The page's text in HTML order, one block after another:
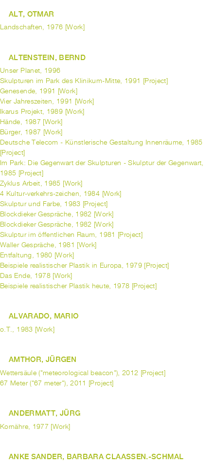
ALT, OTMAR
Landschaften, 1976 [Work]
ALTENSTEIN, BERND
Unser Planet, 1996
Skulpturen im Park des Klinikum-Mitte, 1991 [Project]
Genesende, 1991 [Work]
Vier Jahreszeiten, 1991 [Work]
Ikarus Projekt, 1989 [Work]
Hände, 1987 [Work]
Bürger, 1987 [Work]
Deutsche Telecom - Künstlerische Gestaltung Innenräume, 1985
[Project]
Im Park: Die Gegenwart der Skulpturen - Skulptur der Gegenwart,
1985 [Project]
Zyklus Arbeit, 1985 [Work]
4 Kultur-verkehrs-zeichen, 1984 [Work]
Skulptur und Farbe, 1983 [Project]
Blockdieker Gespräche, 1982 [Work]
Blockdieker Gespräche, 1982 [Work]
Skulptur im öffentlichen Raum, 1981 [Project]
Waller Gespräche, 1981 [Work]
Entfaltung, 1980 [Work]
Beispiele realistischer Plastik in Europa, 1979 [Project]
Das Ende, 1978 [Work]
Beispiele realistischer Plastik heute, 1978 [Project]
ALVARADO, MARIO
o.T., 1983 [Work]
AMTHOR, JÜRGEN
Wettersäule ("meteorological beacon"), 2012 [Project]
67 Meter ("67 meter"), 2011 [Project]
ANDERMATT, JÜRG
Kornähre, 1977 [Work]
ANKE SANDER, BARBARA CLAASSEN.-SCHMAL